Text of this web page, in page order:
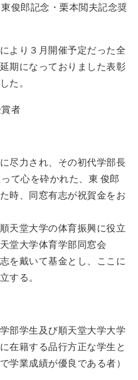
俊郎記念・栗本閲夫記念奨
より３月開催予定だった全
期になっておりました表彰
た。
者
尽力され、その初代学部長
て心を砕かれた、東 俊郎
時、同窓有志が祝賀金をお
天堂大学の体育振興に役立
堂大学体育学部同窓会
を戴いて基金とし、ここに
する。
部学生及び順天堂大学大学
在籍する品行方正な学生と
学業成績が優良である者）